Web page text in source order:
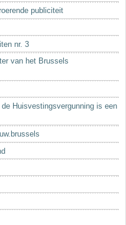
publiciteit
nr. 3
van het Brussels
Huisvestingsvergunning is een